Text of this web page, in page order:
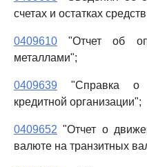
счетах и остатках
0409610 "Отчет об
металлами";
0409639 "Справка о
кредитной организации";
0409652 "Отчет о
валюте на транзитных